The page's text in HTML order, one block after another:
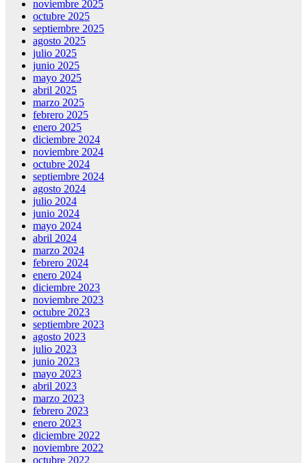
noviembre 2025
octubre 2025
septiembre 2025
agosto 2025
julio 2025
junio 2025
mayo 2025
abril 2025
marzo 2025
febrero 2025
enero 2025
diciembre 2024
noviembre 2024
octubre 2024
septiembre 2024
agosto 2024
julio 2024
junio 2024
mayo 2024
abril 2024
marzo 2024
febrero 2024
enero 2024
diciembre 2023
noviembre 2023
octubre 2023
septiembre 2023
agosto 2023
julio 2023
junio 2023
mayo 2023
abril 2023
marzo 2023
febrero 2023
enero 2023
diciembre 2022
noviembre 2022
octubre 2022